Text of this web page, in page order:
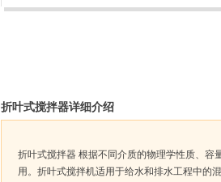
折叶式搅拌器详细介绍
折叶式搅拌器 根据不同介质的物理学性质、容
用。折叶式搅拌机适用于给水和排水工程中的